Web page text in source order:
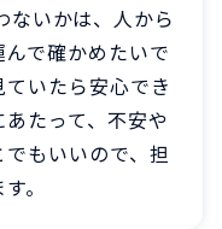
ないかは、人から
で確かめたいで
いたら安心でき
たって、不安や
もいいので、担
。